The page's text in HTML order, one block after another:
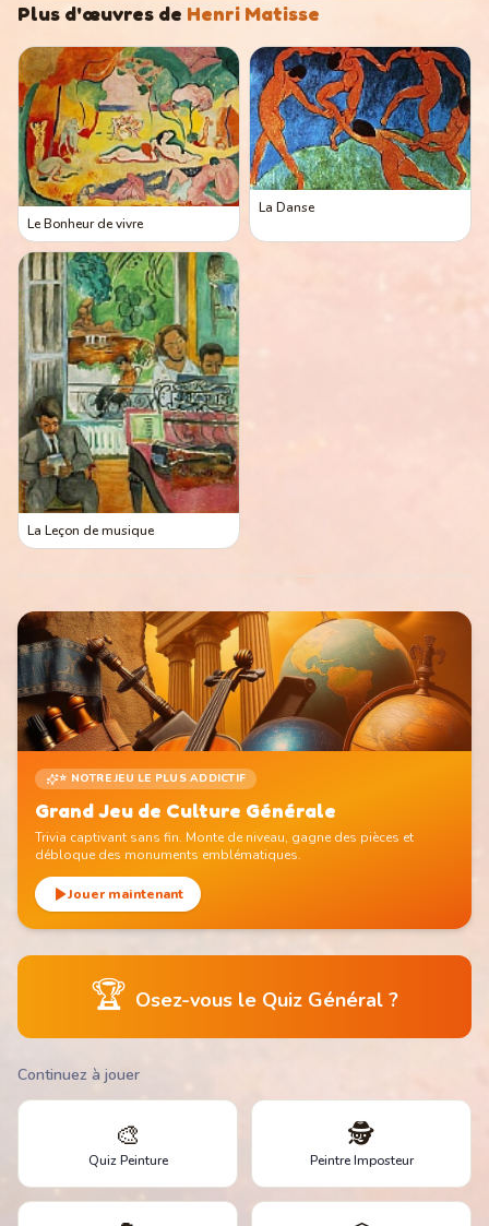
Plus d'œuvres de Henri Matisse
Le Bonheur de vivre
La Danse
La Leçon de musique
⭐ NOTRE JEU LE PLUS ADDICTIF
Grand Jeu de Culture Générale
Trivia captivant sans fin. Monte de niveau, gagne des pièces et
débloque des monuments emblématiques.
Jouer maintenant
🏆 Osez-vous le Quiz Général ?
Continuez à jouer
🎨
Quiz Peinture
🕵️
Peintre Imposteur